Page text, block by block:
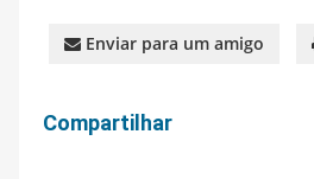
Enviar para um amigo
Compartilhar